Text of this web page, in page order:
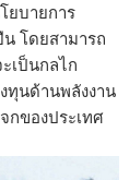
ยบายการ
โดยสามารถ
เป็นกลไก
ทุนด้านพลังงาน
กของประเทศ